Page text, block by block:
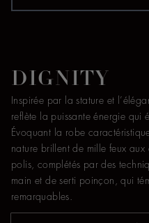
DIGNITY
Inspirée par la stature et
reflète la puissante énergie qui
Évoquant la robe
nature brillent de mille feux
polis, complétés par des
main et de serti poinçon, qui
remarquables.